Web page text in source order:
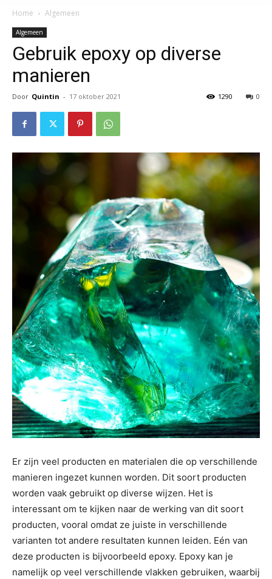
Home Algemeen
Algemeen
Gebruik epoxy op diverse
manieren
Door Quintin - 17 oktober 2021 0
1290
Er zijn veel producten en materialen die op verschillende
manieren ingezet kunnen worden. Dit soort producten
worden vaak gebruikt op diverse wijzen. Het is
interessant om te kijken naar de werking van dit soort
producten, vooral omdat ze juiste in verschillende
varianten tot andere resultaten kunnen leiden. Eén van
deze producten is bijvoorbeeld epoxy. Epoxy kan je
namelijk op veel verschillende vlakken gebruiken, waarbij